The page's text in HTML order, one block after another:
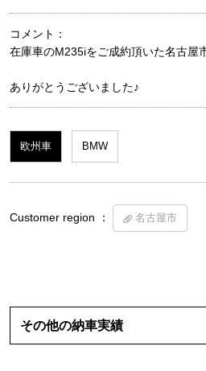
コメント：
在庫車のM235iをご成約頂いた名古屋
ありがとうございました♪
欧州車 BMW
Customer region ： 名古屋市
その他の納車実績